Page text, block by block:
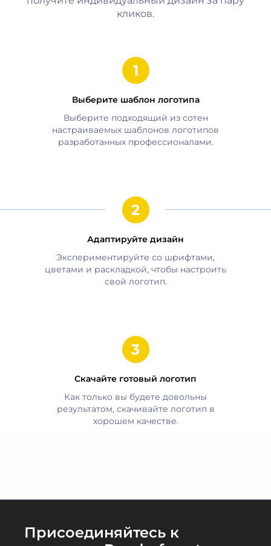
кликов.
Выберите шаблон логотипа
Выберите подходящий из сотен
настраиваемых шаблонов логотипов
разработанных профессионалами.
Адаптируйте дизайн
Экспериментируйте со шрифтами,
цветами и раскладкой, чтобы настроить
свой логотип.
Скачайте готовый логотип
Как только вы будете довольны
результатом, скачивайте логотип в
хорошем качестве.
Присоединяйтесь к